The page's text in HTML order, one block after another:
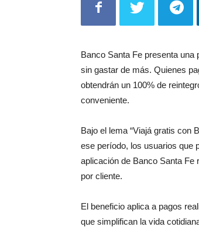
Banco Santa Fe presenta
sin gastar de más. Quienes
obtendrán un 100% de
conveniente.
Bajo el lema “Viajá gratis con
ese período, los usuarios que
aplicación de Banco Santa Fe
por cliente.
El beneficio aplica a pagos
que simplifican la vida